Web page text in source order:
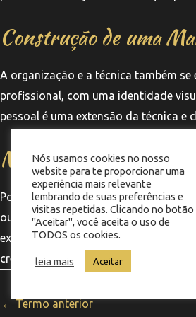
Construção de uma
A organização e a técnica também
profissional, com uma identidade
pessoal é uma extensão da técnica
Networking e
Por fim, a organização e a técnica
outros profissionais do setor, como
experiência do cliente. O networking
crescimento mútuo.
← Termo anterior
Nós usamos cookies no nosso
website para te proporcionar uma
experiência mais relevante
lembrando de suas preferências e
visitas repetidas. Clicando no botão
"Aceitar", você aceita o uso de
TODOS os cookies.
leia mais Aceitar